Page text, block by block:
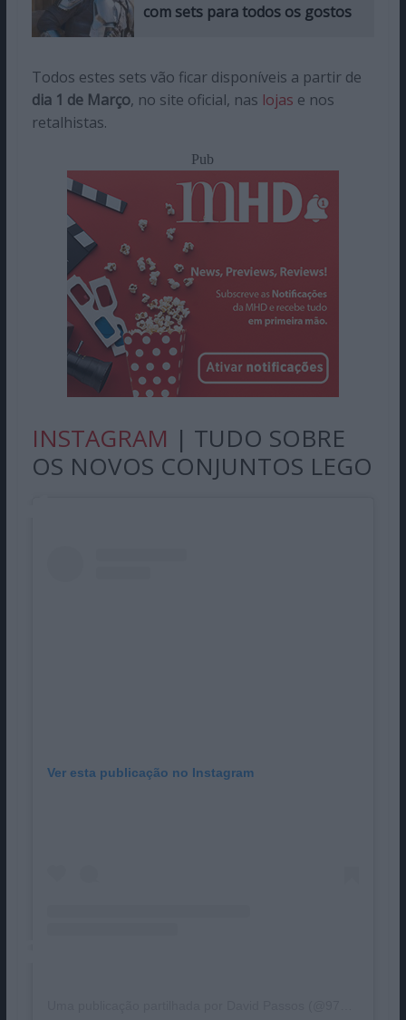
com sets para todos os gostos
Todos estes sets vão ficar disponíveis a partir de
dia 1 de Março, no site oficial, nas lojas e nos
retalhistas.
Pub
INSTAGRAM | TUDO SOBRE
OS NOVOS CONJUNTOS LEGO
Ver esta publicação no Instagram